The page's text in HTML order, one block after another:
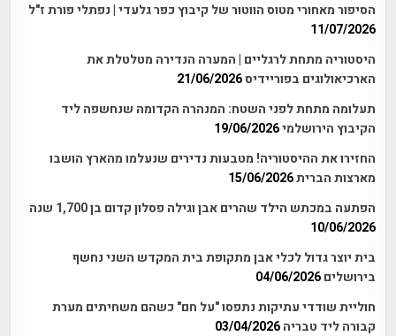
הסיפור מאחורי מטוס הווטור של קיבוץ כפר גלעדי | נפתלי פורת ז"ל
11/07/2026
היסטוריה מתחת לרגליים | המערה הנדירה מטלטלת את
הארכיאולוגים בפוריידיס21/06/2026
תעלומה מתחת לפני השטח: המנהרה הקדומה שנחשפה ליד
הקיבוץ הירושלמי19/06/2026
החזירו את ההיסטוריה! מטבעות נדירים שנעלמו מהארץ הושבו
מארצות הברית15/06/2026
הפתעה במכתש הילד שהרים אבן וגילה פסלון קדום בן 1,700 שנה
10/06/2026
בית יוצר גדול לכלי אבן מתקופת בית המקדש השני נחשף
בירושלים 04/06/2026
חוליית שודדי עתיקות נתפסו "על חם" כשהם משחיתים מערת
קבורה ליד טבריה 03/04/2026